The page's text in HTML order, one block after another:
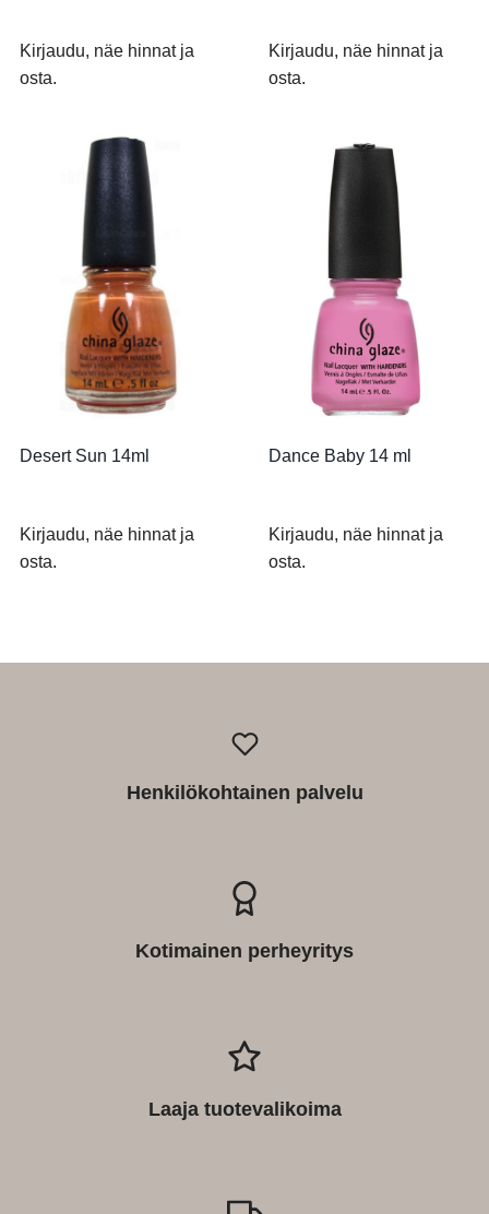
Kirjaudu, näe hinnat ja
osta.
Kirjaudu, näe hinnat ja
osta.
Desert Sun 14ml
Kirjaudu, näe hinnat ja
osta.
Dance Baby 14 ml
Kirjaudu, näe hinnat ja
osta.
Henkilökohtainen palvelu
Kotimainen perheyritys
Laaja tuotevalikoima